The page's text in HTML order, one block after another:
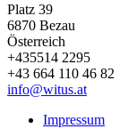
Platz 39
6870 Bezau
Österreich
+435514 2295
+43 664 110 46 82
info@witus.at
Impressum